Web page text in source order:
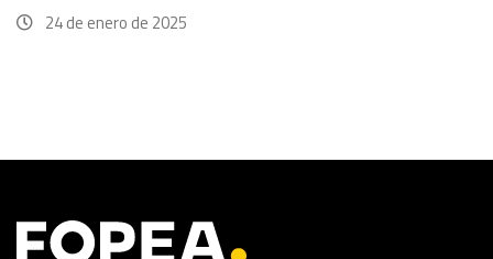
24 de enero de 2025